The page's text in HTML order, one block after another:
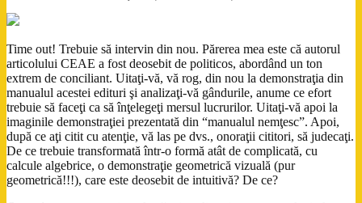
Time out! Trebuie să intervin din nou. Părerea mea este că autorul
articolului CEAE a fost deosebit de politicos, abordând un ton
extrem de conciliant. Uitaţi-vă, vă rog, din nou la demonstraţia din
manualul acestei edituri şi analizaţi-vă gândurile, anume ce efort
trebuie să faceţi ca să înţelegeţi mersul lucrurilor. Uitaţi-vă apoi la
imaginile demonstraţiei prezentată din “manualul nemţesc”. Apoi,
după ce aţi citit cu atenţie, vă las pe dvs., onoraţii cititori, să judecaţi.
De ce trebuie transformată într-o formă atât de complicată, cu
calcule algebrice, o demonstraţie geometrică vizuală (pur
geometrică!!!), care este deosebit de intuitivă? De ce?